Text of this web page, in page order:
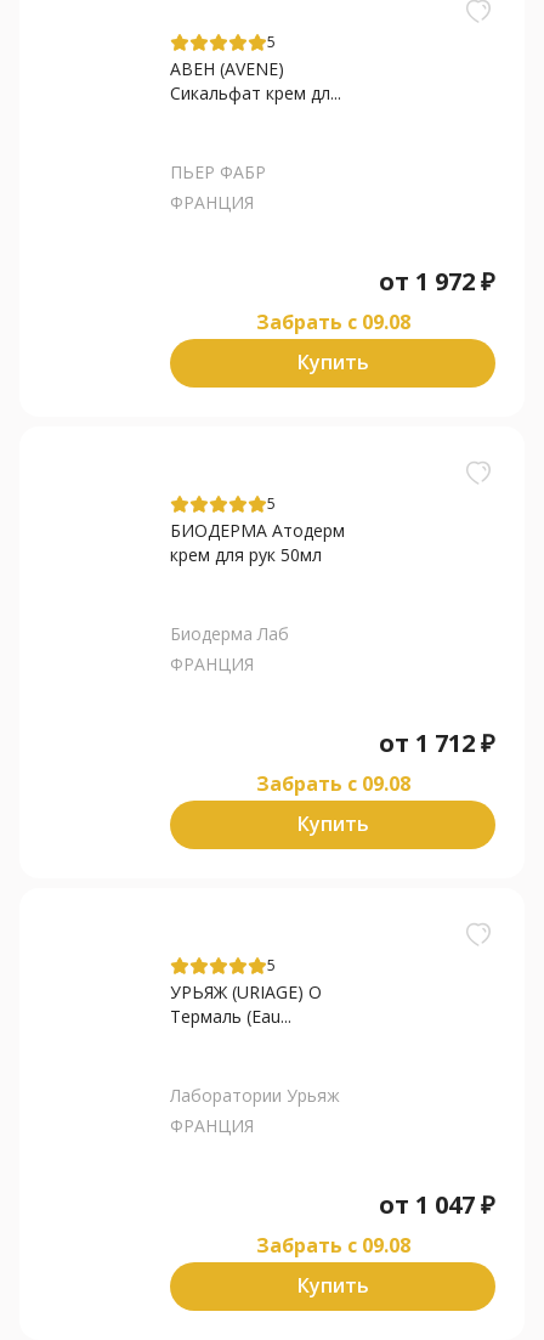
5
АВЕН (AVENE)
Сикальфат крем дл...
ПЬЕР ФАБР
ФРАНЦИЯ
от 1 972₽
Забрать c 09.08
Купить
5
БИОДЕРМА Атодерм
крем для рук 50мл
Биодерма Лаб
ФРАНЦИЯ
от 1 712₽
Забрать c 09.08
Купить
5
УРЬЯЖ (URIAGE) О
Термаль (Eau...
Лаборатории Урьяж
ФРАНЦИЯ
от 1 047₽
Забрать c 09.08
Купить